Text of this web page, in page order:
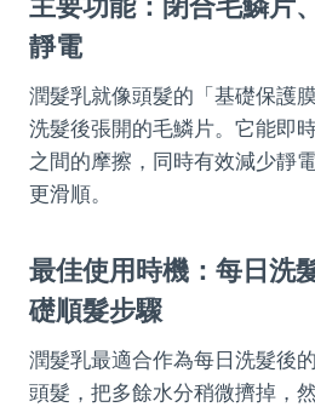
靜電
潤髮乳就像頭髮的「基礎保護
洗髮後張開的毛鱗片。它能即
之間的摩擦，同時有效減少靜
更滑順。
最佳使用時機：每日洗
礎順髮步驟
潤髮乳最適合作為每日洗髮後
頭髮，把多餘水分稍微擠掉，